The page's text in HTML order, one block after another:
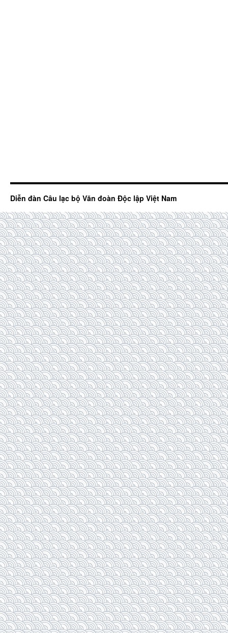
Diễn đàn Câu lạc bộ Văn đoàn Độc lập Việt Nam